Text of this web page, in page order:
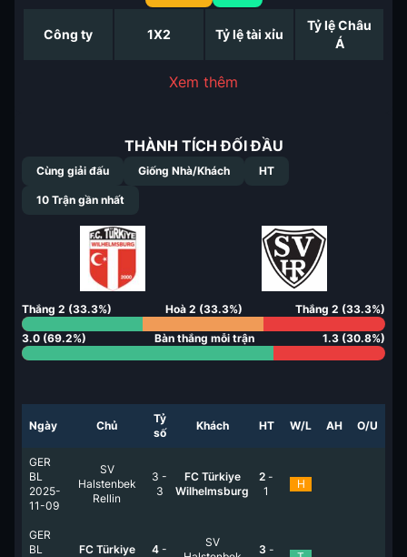
Công ty 1X2 Tỷ lệ tài xỉu
Tỷ lệ Châu
Á
Xem thêm
THÀNH TÍCH ĐỐI ĐẦU
Cùng giải đấu Giống Nhà/Khách HT
10 Trận gần nhất
Thắng 2 (33.3%) Hoà 2 (33.3%) Thắng 2 (33.3%)
3.0 (69.2%) Bàn thắng mỗi trận 1.3 (30.8%)
Ngày Chủ
Tỷ
số
Khách HT W/L AH O/U
GER
BL
2025-
11-09
SV
Halstenbek
Rellin
3 -
3
FC Türkiye
Wilhelmsburg
2 -
1
H
GER
BL
FC Türkiye
4 -
SV
3 -